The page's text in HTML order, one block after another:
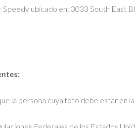
ubicado en: 3033 South East
la persona cuya foto debe estar en
Federales de los Estados